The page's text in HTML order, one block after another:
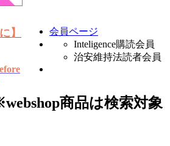
】
会員ページ
Inteligence購読会員
治安維持法読者会員
商品は検索対象